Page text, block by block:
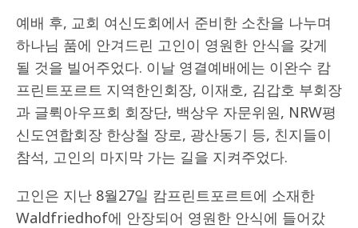
예배 후, 교회 여신도회에서 준비한 소찬을 나누며
하나님 품에 안겨드린 고인이 영원한 안식을 갖게
될 것을 빌어주었다. 이날 영결예배에는 이완수 캄
프린트포르트 지역한인회장, 이재호, 김갑호 부회장
과 글뤽아우프회 회장단, 백상우 자문위원, NRW평
신도연합회장 한상철 장로, 광산동기 등, 친지들이
참석, 고인의 마지막 가는 길을 지켜주었다.
고인은 지난 8월27일 캄프린트포르트에 소재한
Waldfriedhof에 안장되어 영원한 안식에 들어갔